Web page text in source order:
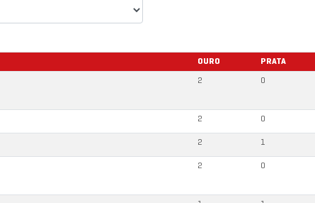
OURO PRATA
2 0
2 0
2 1
2 0